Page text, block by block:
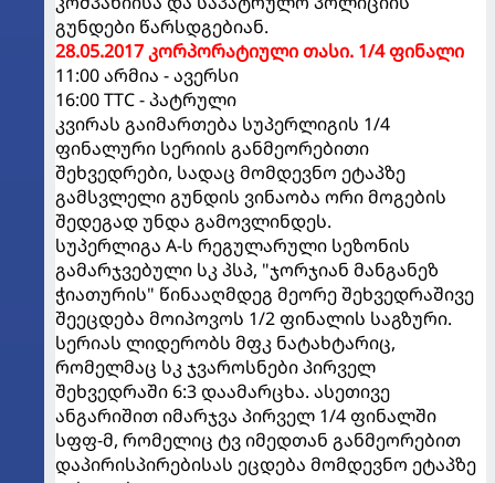
გუნდები წარსდგებიან.
28.05.2017 კორპორატიული თასი. 1/4 ფინალი
11:00 არმია - ავერსი
16:00 TTC - პატრული
კვირას გაიმართება სუპერლიგის 1/4
ფინალური სერიის განმეორებითი
შეხვედრები, სადაც მომდევნო ეტაპზე
გამსვლელი გუნდის ვინაობა ორი მოგების
შედეგად უნდა გამოვლინდეს.
სუპერლიგა A-ს რეგულარული სეზონის
გამარჯვებული სკ პსპ, "ჯორჯიან მანგანეზ
ჭიათურის" წინააღმდეგ მეორე შეხვედრაშივე
შეეცდება მოიპოვოს 1/2 ფინალის საგზური.
სერიას ლიდერობს მფკ ნატახტარიც,
რომელმაც სკ ჯვაროსნები პირველ
შეხვედრაში 6:3 დაამარცხა. ასეთივე
ანგარიშით იმარჯვა პირველ 1/4 ფინალში
სფფ-მ, რომელიც ტვ იმედთან განმეორებით
დაპირისპირებისას ეცდება მომდევნო ეტაპზე